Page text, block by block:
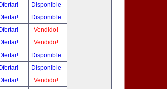
Disponible
Disponible
Vendido!
Vendido!
Disponible
Disponible
Vendido!